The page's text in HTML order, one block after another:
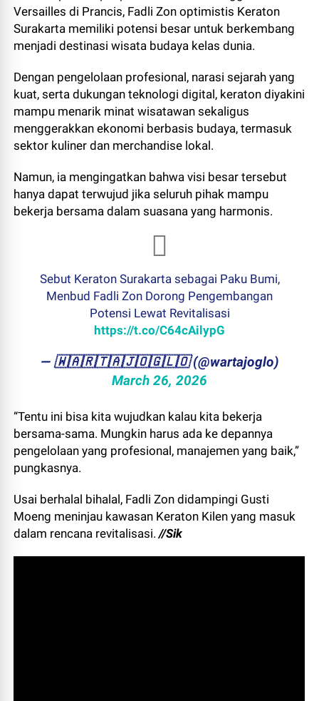
Versailles di Prancis, Fadli Zon optimistis Keraton
Surakarta memiliki potensi besar untuk berkembang
menjadi destinasi wisata budaya kelas dunia.
Dengan pengelolaan profesional, narasi sejarah yang
kuat, serta dukungan teknologi digital, keraton diyakini
mampu menarik minat wisatawan sekaligus
menggerakkan ekonomi berbasis budaya, termasuk
sektor kuliner dan merchandise lokal.
Namun, ia mengingatkan bahwa visi besar tersebut
hanya dapat terwujud jika seluruh pihak mampu
bekerja bersama dalam suasana yang harmonis.
Sebut Keraton Surakarta sebagai Paku Bumi,
Menbud Fadli Zon Dorong Pengembangan
Potensi Lewat Revitalisasi
https://t.co/C64cAilypG
— ​🇼​​🇦​​🇷​​🇹​​🇦​​🇯​​🇴​​🇬​​🇱​​🇴 (@wartajoglo)
March 26, 2026
“Tentu ini bisa kita wujudkan kalau kita bekerja
bersama-sama. Mungkin harus ada ke depannya
pengelolaan yang profesional, manajemen yang baik,”
pungkasnya.
Usai berhalal bihalal, Fadli Zon didampingi Gusti
Moeng meninjau kawasan Keraton Kilen yang masuk
dalam rencana revitalisasi.//Sik